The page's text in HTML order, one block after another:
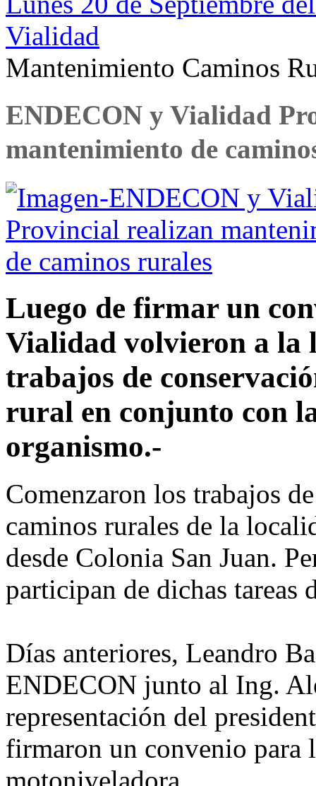
Vialidad
Mantenimiento Caminos
ENDECON y Vialidad
mantenimiento de
Luego de firmar un
Vialidad volvieron a la
trabajos de
rural en conjunto con
organismo.-
Comenzaron los trabajos
caminos rurales de la
desde Colonia San Juan.
participan de dichas tareas
Días anteriores, Leandro
ENDECON junto al Ing.
representación del
firmaron un convenio para